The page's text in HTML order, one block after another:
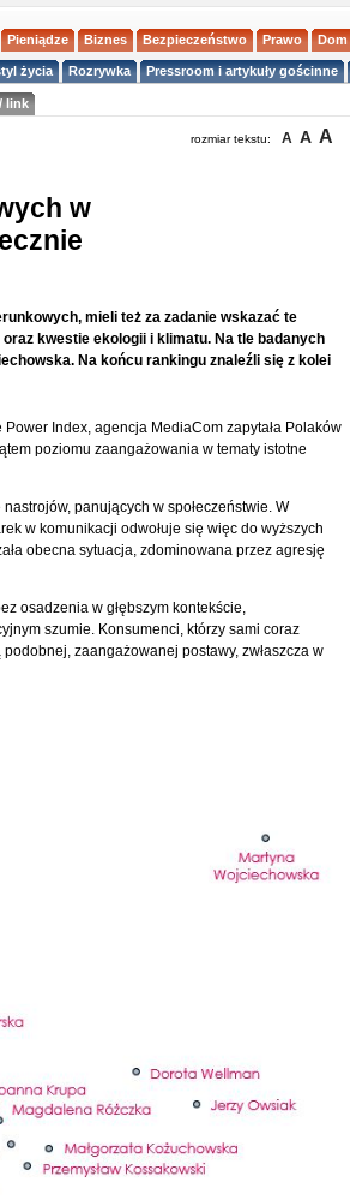
Pieniądze Biznes Bezpieczeństwo Prawo Dom
życia Rozrywka Pressroom i artykuły gościnne
link
rozmiar tekstu: A A A
w
mieli też za zadanie wskazać te
kwestie ekologii i klimatu. Na tle badanych
Na końcu rankingu znaleźli się z kolei
Index, agencja MediaCom zapytała Polaków
poziomu zaangażowania w tematy istotne
panujących w społeczeństwie. W
w komunikacji odwołuje się więc do wyższych
obecna sytuacja, zdominowana przez agresję
osadzenia w głębszym kontekście,
szumie. Konsumenci, którzy sami coraz
zaangażowanej postawy, zwłaszcza w